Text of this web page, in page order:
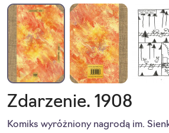
Zdarzenie. 1908
Komiks wyróżniony nagrodą im.